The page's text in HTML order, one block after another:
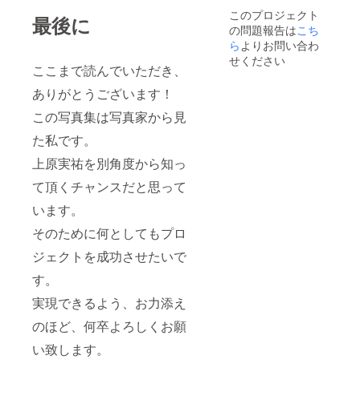
最後に
ここまで読んでいただき、
ありがとうございます！
この写真集は写真家から見
た私です。
上原実祐を別角度から知っ
て頂くチャンスだと思って
います。
そのために何としてもプロ
ジェクトを成功させたいで
す。
実現できるよう、お力添え
のほど、何卒よろしくお願
い致します。
撮りな
どやお
母さん
の撮影
などに
このプロジェクト
の問題報告はこち
らよりお問い合わ
せください